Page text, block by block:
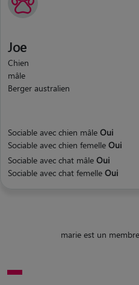
Joe
Chien
mâle
Berger australien
Sociable avec chien mâle Oui
Sociable avec chien femelle Oui
Sociable avec chat mâle Oui
Sociable avec chat femelle Oui
marie est un